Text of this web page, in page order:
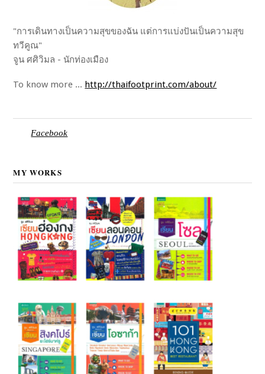
"การเดินทางเป็นความสุขของฉัน แต่การแบ่งปันเป็นความสุข
ทวีคูณ"
จูน ศศิวิมล - นักท่องเมือง
To know more ... http://thaifootprint.com/about/
Facebook
MY WORKS